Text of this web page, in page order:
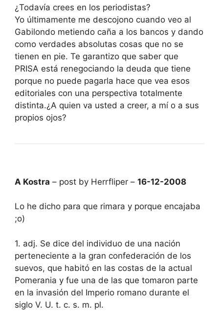
¿Todavía crees en los periodistas?
Yo últimamente me descojono cuando veo al
Gabilondo metiendo caña a los bancos y dando
como verdades absolutas cosas que no se
tienen en pie. Te garantizo que saber que
PRISA está renegociando la deuda que tiene
porque no puede pagarla hace que vea esos
editoriales con una perspectiva totalmente
distinta.¿A quien va usted a creer, a mí o a sus
propios ojos?
A Kostra – post by Herrfliper – 16-12-2008
Lo he dicho para que rimara y porque encajaba
;o)
1. adj. Se dice del individuo de una nación
perteneciente a la gran confederación de los
suevos, que habitó en las costas de la actual
Pomerania y fue una de las que tomaron parte
en la invasión del Imperio romano durante el
siglo V. U. t. c. s. m. pl.